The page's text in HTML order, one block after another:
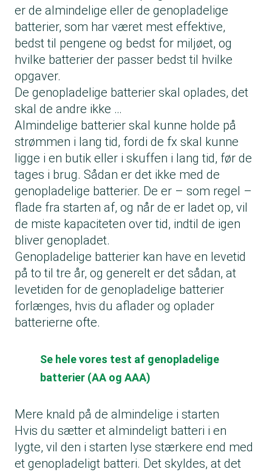
er de almindelige eller de genopladelige
batterier, som har været mest effektive,
bedst til pengene og bedst for miljøet, og
hvilke batterier der passer bedst til hvilke
opgaver.
De genopladelige batterier skal oplades, det
skal de andre ikke …
Almindelige batterier skal kunne holde på
strømmen i lang tid, fordi de fx skal kunne
ligge i en butik eller i skuffen i lang tid, før de
tages i brug. Sådan er det ikke med de
genopladelige batterier. De er – som regel –
flade fra starten af, og når de er ladet op, vil
de miste kapaciteten over tid, indtil de igen
bliver genopladet.
Genopladelige batterier kan have en levetid
på to til tre år, og generelt er det sådan, at
levetiden for de genopladelige batterier
forlænges, hvis du aflader og oplader
batterierne ofte.
Se hele vores test af genopladelige
batterier (AA og AAA)
Mere knald på de almindelige i starten
Hvis du sætter et almindeligt batteri i en
lygte, vil den i starten lyse stærkere end med
et genopladeligt batteri. Det skyldes, at det